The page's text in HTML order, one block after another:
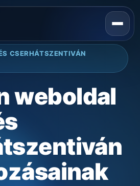
CSERHÁTSZENTIVÁN
weboldal